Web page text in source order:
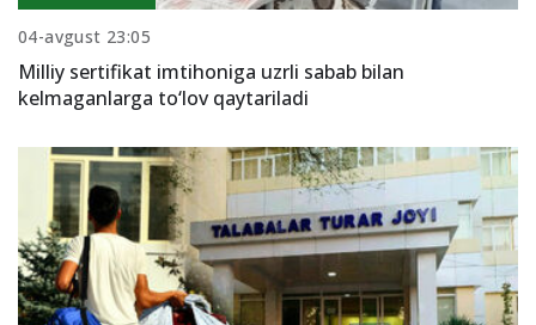
04-avgust 23:05
Milliy sertifikat imtihoniga uzrli sabab bilan
kelmaganlarga to‘lov qaytariladi